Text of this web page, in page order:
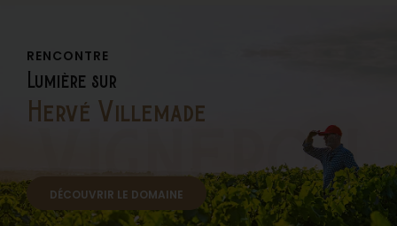
vigneron
RENCONTRE
Lumière sur
Hervé Villemade
DÉCOUVRIR LE DOMAINE